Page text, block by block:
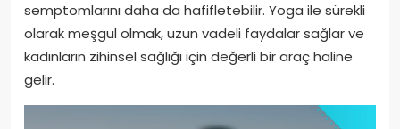
semptomlarını daha da hafifletebilir. Yoga ile sürekli
olarak meşgul olmak, uzun vadeli faydalar sağlar ve
kadınların zihinsel sağlığı için değerli bir araç haline
gelir.